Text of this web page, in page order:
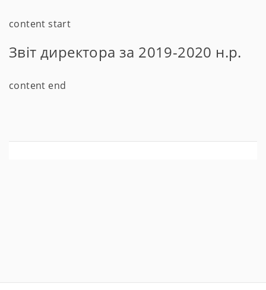
content start
Звіт директора за 2019-2020 н.р.
content end